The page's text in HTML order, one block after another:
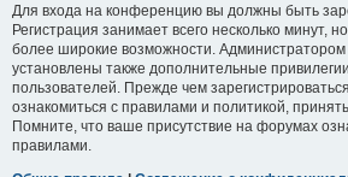
Для входа на конференцию вы должны быть
Регистрация занимает всего несколько минут,
более широкие возможности.
установлены также дополнительные
пользователей. Прежде чем
ознакомиться с правилами и политикой,
Помните, что ваше присутствие на форумах
правилами.